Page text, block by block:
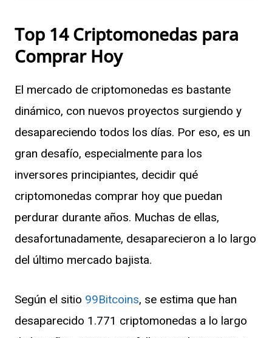
Top 14 Criptomonedas para
Comprar Hoy
El mercado de criptomonedas es bastante
dinámico, con nuevos proyectos surgiendo y
desapareciendo todos los días. Por eso, es un
gran desafío, especialmente para los
inversores principiantes, decidir qué
criptomonedas comprar hoy que puedan
perdurar durante años. Muchas de ellas,
desafortunadamente, desaparecieron a lo largo
del último mercado bajista.
Según el sitio 99Bitcoins, se estima que han
desaparecido 1.771 criptomonedas a lo largo